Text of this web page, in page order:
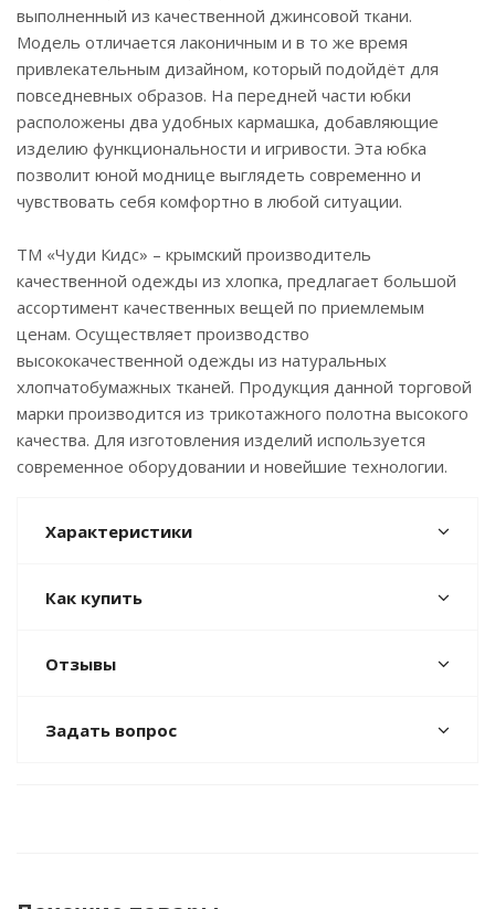
выполненный из качественной джинсовой ткани.
Модель отличается лаконичным и в то же время
привлекательным дизайном, который подойдёт для
повседневных образов. На передней части юбки
расположены два удобных кармашка, добавляющие
изделию функциональности и игривости. Эта юбка
позволит юной моднице выглядеть современно и
чувствовать себя комфортно в любой ситуации.
ТМ «Чуди Кидс» – крымский производитель
качественной одежды из хлопка, предлагает большой
ассортимент качественных вещей по приемлемым
ценам. Осуществляет производство
высококачественной одежды из натуральных
хлопчатобумажных тканей. Продукция данной торговой
марки производится из трикотажного полотна высокого
качества. Для изготовления изделий используется
современное оборудовании и новейшие технологии.
Характеристики
Как купить
Отзывы
Задать вопрос